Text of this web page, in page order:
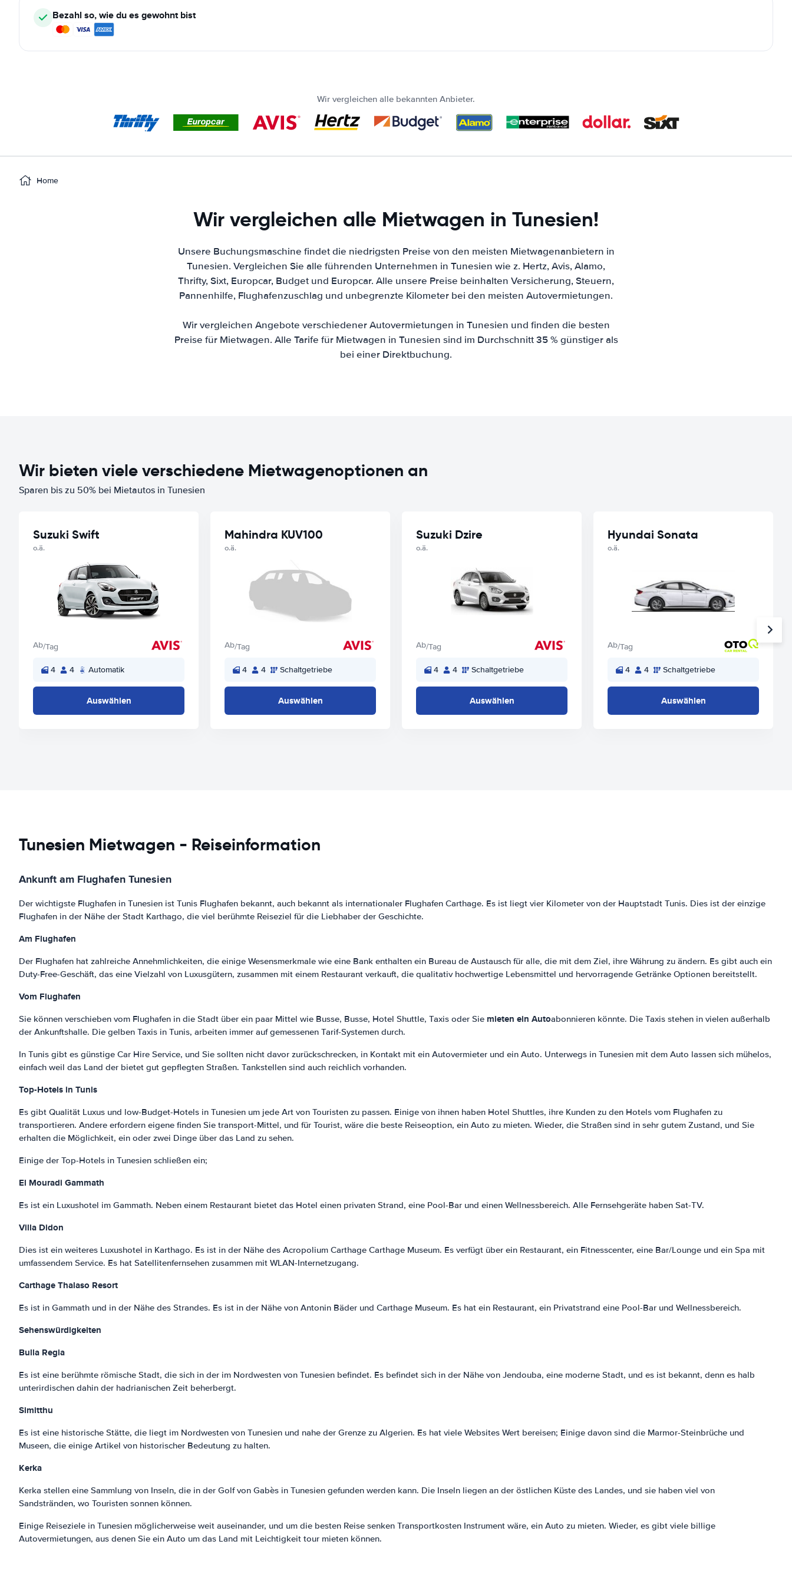
Bezahl so, wie du es gewohnt bist
Wir vergleichen alle bekannten Anbieter.
Home
Wir vergleichen alle Mietwagen in Tunesien!
Unsere Buchungsmaschine findet die niedrigsten Preise von den meisten Mietwagenanbietern in
Tunesien. Vergleichen Sie alle führenden Unternehmen in Tunesien wie z. Hertz, Avis, Alamo,
Thrifty, Sixt, Europcar, Budget und Europcar. Alle unsere Preise beinhalten Versicherung, Steuern,
Pannenhilfe, Flughafenzuschlag und unbegrenzte Kilometer bei den meisten Autovermietungen.
Wir vergleichen Angebote verschiedener Autovermietungen in Tunesien und finden die besten
Preise für Mietwagen. Alle Tarife für Mietwagen in Tunesien sind im Durchschnitt 35 % günstiger als
bei einer Direktbuchung.
Wir bieten viele verschiedene Mietwagenoptionen an
Sparen bis zu 50% bei Mietautos in Tunesien
Suzuki Swift
o.ä.
Ab/Tag
4 4 Automatik
Auswählen
Mahindra KUV100
o.ä.
Ab/Tag
4 4 Schaltgetriebe
Auswählen
Suzuki Dzire
o.ä.
Ab/Tag
4 4 Schaltgetriebe
Auswählen
Hyundai Sonata
o.ä.
Ab/Tag
4 4 Schaltgetriebe
Auswählen
Tunesien Mietwagen - Reiseinformation
Ankunft am Flughafen Tunesien
Der wichtigste Flughafen in Tunesien ist Tunis Flughafen bekannt, auch bekannt als internationaler Flughafen Carthage. Es ist liegt vier Kilometer von der Hauptstadt Tunis. Dies ist der einzige
Flughafen in der Nähe der Stadt Karthago, die viel berühmte Reiseziel für die Liebhaber der Geschichte.
Am Flughafen
Der Flughafen hat zahlreiche Annehmlichkeiten, die einige Wesensmerkmale wie eine Bank enthalten ein Bureau de Austausch für alle, die mit dem Ziel, ihre Währung zu ändern. Es gibt auch ein
Duty-Free-Geschäft, das eine Vielzahl von Luxusgütern, zusammen mit einem Restaurant verkauft, die qualitativ hochwertige Lebensmittel und hervorragende Getränke Optionen bereitstellt.
Vom Flughafen
Sie können verschieben vom Flughafen in die Stadt über ein paar Mittel wie Busse, Busse, Hotel Shuttle, Taxis oder Sie mieten ein Autoabonnieren könnte. Die Taxis stehen in vielen außerhalb
der Ankunftshalle. Die gelben Taxis in Tunis, arbeiten immer auf gemessenen Tarif-Systemen durch.
In Tunis gibt es günstige Car Hire Service, und Sie sollten nicht davor zurückschrecken, in Kontakt mit ein Autovermieter und ein Auto. Unterwegs in Tunesien mit dem Auto lassen sich mühelos,
einfach weil das Land der bietet gut gepflegten Straßen. Tankstellen sind auch reichlich vorhanden.
Top-Hotels in Tunis
Es gibt Qualität Luxus und low-Budget-Hotels in Tunesien um jede Art von Touristen zu passen. Einige von ihnen haben Hotel Shuttles, ihre Kunden zu den Hotels vom Flughafen zu
transportieren. Andere erfordern eigene finden Sie transport-Mittel, und für Tourist, wäre die beste Reiseoption, ein Auto zu mieten. Wieder, die Straßen sind in sehr gutem Zustand, und Sie
erhalten die Möglichkeit, ein oder zwei Dinge über das Land zu sehen.
Einige der Top-Hotels in Tunesien schließen ein;
El Mouradi Gammath
Es ist ein Luxushotel im Gammath. Neben einem Restaurant bietet das Hotel einen privaten Strand, eine Pool-Bar und einen Wellnessbereich. Alle Fernsehgeräte haben Sat-TV.
Villa Didon
Dies ist ein weiteres Luxushotel in Karthago. Es ist in der Nähe des Acropolium Carthage Carthage Museum. Es verfügt über ein Restaurant, ein Fitnesscenter, eine Bar/Lounge und ein Spa mit
umfassendem Service. Es hat Satellitenfernsehen zusammen mit WLAN-Internetzugang.
Carthage Thalaso Resort
Es ist in Gammath und in der Nähe des Strandes. Es ist in der Nähe von Antonin Bäder und Carthage Museum. Es hat ein Restaurant, ein Privatstrand eine Pool-Bar und Wellnessbereich.
Sehenswürdigkeiten
Bulla Regia
Es ist eine berühmte römische Stadt, die sich in der im Nordwesten von Tunesien befindet. Es befindet sich in der Nähe von Jendouba, eine moderne Stadt, und es ist bekannt, denn es halb
unterirdischen dahin der hadrianischen Zeit beherbergt.
Simitthu
Es ist eine historische Stätte, die liegt im Nordwesten von Tunesien und nahe der Grenze zu Algerien. Es hat viele Websites Wert bereisen; Einige davon sind die Marmor-Steinbrüche und
Museen, die einige Artikel von historischer Bedeutung zu halten.
Kerka
Kerka stellen eine Sammlung von Inseln, die in der Golf von Gabès in Tunesien gefunden werden kann. Die Inseln liegen an der östlichen Küste des Landes, und sie haben viel von
Sandstränden, wo Touristen sonnen können.
Einige Reiseziele in Tunesien möglicherweise weit auseinander, und um die besten Reise senken Transportkosten Instrument wäre, ein Auto zu mieten. Wieder, es gibt viele billige
Autovermietungen, aus denen Sie ein Auto um das Land mit Leichtigkeit tour mieten können.